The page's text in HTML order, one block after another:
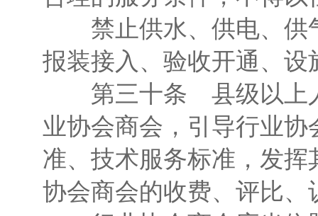
禁止供水、供电、供
报装接入、验收开通、
第三十条 县级以上人
业协会商会，引导行业
准、技术服务标准，发
协会商会的收费、评比